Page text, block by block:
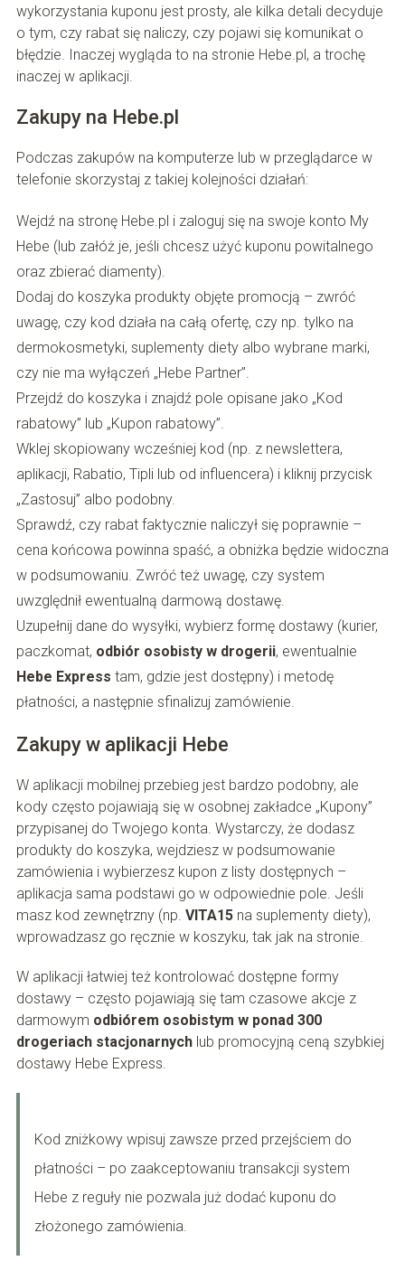
wykorzystania kuponu jest prosty, ale kilka detali decyduje
o tym, czy rabat się naliczy, czy pojawi się komunikat o
błędzie. Inaczej wygląda to na stronie Hebe.pl, a trochę
inaczej w aplikacji.
Zakupy na Hebe.pl
Podczas zakupów na komputerze lub w przeglądarce w
telefonie skorzystaj z takiej kolejności działań:
Wejdź na stronę Hebe.pl i zaloguj się na swoje konto My
Hebe (lub załóż je, jeśli chcesz użyć kuponu powitalnego
oraz zbierać diamenty).
Dodaj do koszyka produkty objęte promocją – zwróć
uwagę, czy kod działa na całą ofertę, czy np. tylko na
dermokosmetyki, suplementy diety albo wybrane marki,
czy nie ma wyłączeń „Hebe Partner”.
Przejdź do koszyka i znajdź pole opisane jako „Kod
rabatowy” lub „Kupon rabatowy”.
Wklej skopiowany wcześniej kod (np. z newslettera,
aplikacji, Rabatio, Tipli lub od influencera) i kliknij przycisk
„Zastosuj” albo podobny.
Sprawdź, czy rabat faktycznie naliczył się poprawnie –
cena końcowa powinna spaść, a obniżka będzie widoczna
w podsumowaniu. Zwróć też uwagę, czy system
uwzględnił ewentualną darmową dostawę.
Uzupełnij dane do wysyłki, wybierz formę dostawy (kurier,
paczkomat, odbiór osobisty w drogerii, ewentualnie
Hebe Express tam, gdzie jest dostępny) i metodę
płatności, a następnie sfinalizuj zamówienie.
Zakupy w aplikacji Hebe
W aplikacji mobilnej przebieg jest bardzo podobny, ale
kody często pojawiają się w osobnej zakładce „Kupony”
przypisanej do Twojego konta. Wystarczy, że dodasz
produkty do koszyka, wejdziesz w podsumowanie
zamówienia i wybierzesz kupon z listy dostępnych –
aplikacja sama podstawi go w odpowiednie pole. Jeśli
masz kod zewnętrzny (np. VITA15na suplementy diety),
wprowadzasz go ręcznie w koszyku, tak jak na stronie.
W aplikacji łatwiej też kontrolować dostępne formy
dostawy – często pojawiają się tam czasowe akcje z
darmowym odbiórem osobistym w ponad 300
drogeriach stacjonarnychlub promocyjną ceną szybkiej
dostawy Hebe Express.
Kod zniżkowy wpisuj zawsze przed przejściem do
płatności – po zaakceptowaniu transakcji system
Hebe z reguły nie pozwala już dodać kuponu do
złożonego zamówienia.